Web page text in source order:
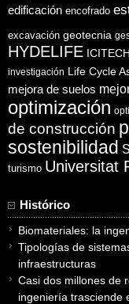
edificación encofrado
excavación geotecnia
HYDELIFE ICITECH
investigación Life Cycle
mejora de suelos
optimización
de construcción
sostenibilidad
turismo Universitat
Histórico
Biomateriales: la
Tipologías de
infraestructuras
Casi dos millones de
ingeniería trasciende